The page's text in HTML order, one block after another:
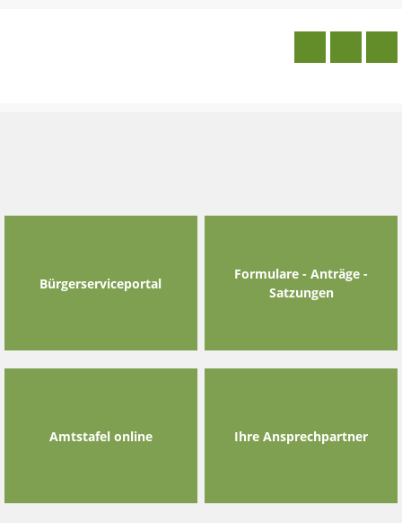
Bürgerserviceportal
Formulare - Anträge -
Satzungen
Amtstafel online Ihre Ansprechpartner